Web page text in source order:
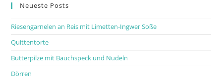
Neueste Posts
Riesengarnelen an Reis mit Limetten-Ingwer Soße
Quittentorte
Butterpilze mit Bauchspeck und Nudeln
Dörren